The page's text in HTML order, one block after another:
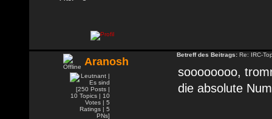
Aranosh
Betreff des Beitrags: Re: IRC-
soooooooo,
die absolute